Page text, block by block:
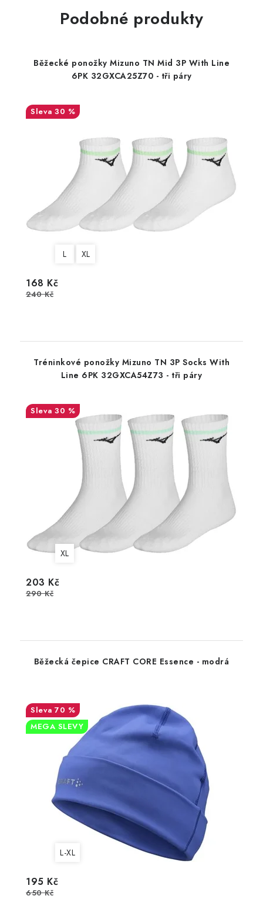
Podobné produkty
Běžecké ponožky Mizuno TN Mid 3P With Line
6PK 32GXCA25Z70 - tři páry
30 %
L XL
168 Kč
240 Kč
Tréninkové ponožky Mizuno TN 3P Socks With
Line 6PK 32GXCA54Z73 - tři páry
30 %
XL
203 Kč
290 Kč
Běžecká čepice CRAFT CORE Essence - modrá
70 %
MEGA SLEVY
L-XL
195 Kč
650 Kč